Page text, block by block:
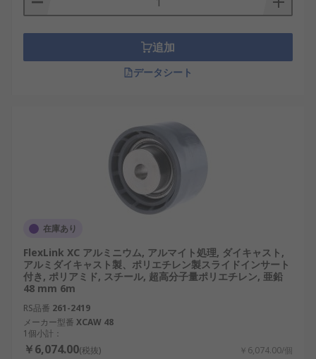
追加
データシート
在庫あり
FlexLink XC アルミニウム, アルマイト処理, ダイキャスト,
アルミダイキャスト製、ポリエチレン製スライドインサート
付き, ポリアミド, スチール, 超高分子量ポリエチレン, 亜鉛
48 mm 6m
RS品番 261-2419
メーカー型番 XCAW 48
1個小計：
￥6,074.00(税抜) ￥6,074.00/個